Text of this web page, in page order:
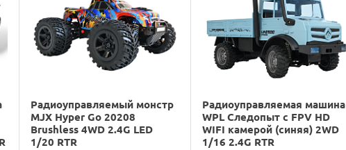
Радиоуправляемый монстр
MJX Hyper Go 20208
Brushless 4WD 2.4G LED
1/20 RTR
Радиоуправляемая машина
WPL Следопыт с FPV HD
WIFI камерой (синяя) 2WD
1/16 2.4G RTR